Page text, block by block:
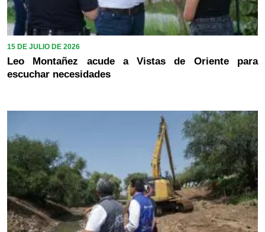
15 DE JULIO DE 2026
Leo Montañez acude a Vistas de Oriente para
escuchar necesidades